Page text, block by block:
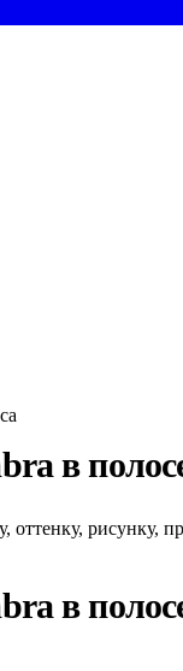
в
оттенку,
в